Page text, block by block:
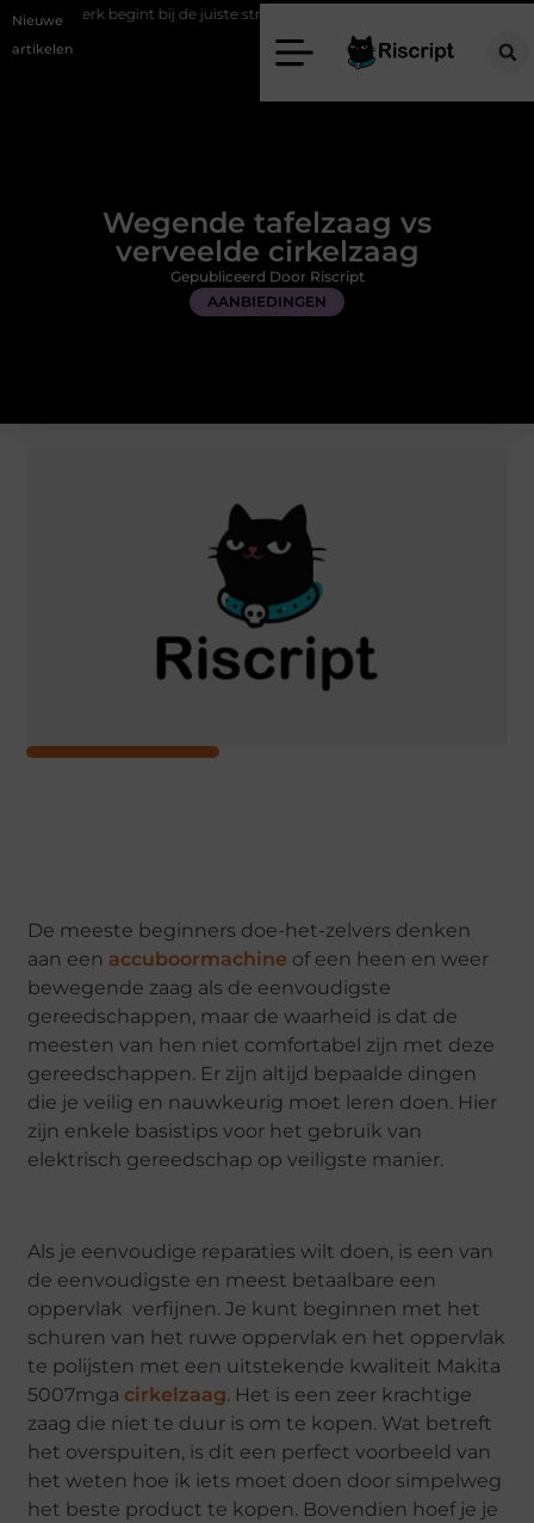
Nieuwe
artikelen
bij de juiste stretch werkbroek
Wegende tafelzaag vs
verveelde cirkelzaag
AANBIEDINGEN
Gepubliceerd Door Riscript
De meeste beginners doe-het-zelvers denken
aan een accuboormachine of een heen en weer
bewegende zaag als de eenvoudigste
gereedschappen, maar de waarheid is dat de
meesten van hen niet comfortabel zijn met deze
gereedschappen. Er zijn altijd bepaalde dingen
die je veilig en nauwkeurig moet leren doen. Hier
zijn enkele basistips voor het gebruik van
elektrisch gereedschap op veiligste manier.
Als je eenvoudige reparaties wilt doen, is een van
de eenvoudigste en meest betaalbare een
oppervlak verfijnen. Je kunt beginnen met het
schuren van het ruwe oppervlak en het oppervlak
te polijsten met een uitstekende kwaliteit Makita
5007mga cirkelzaag. Het is een zeer krachtige
zaag die niet te duur is om te kopen. Wat betreft
het overspuiten, is dit een perfect voorbeeld van
het weten hoe ik iets moet doen door simpelweg
het beste product te kopen. Bovendien hoef je je